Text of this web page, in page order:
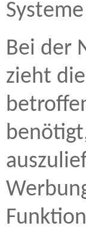
Bei der
zieht